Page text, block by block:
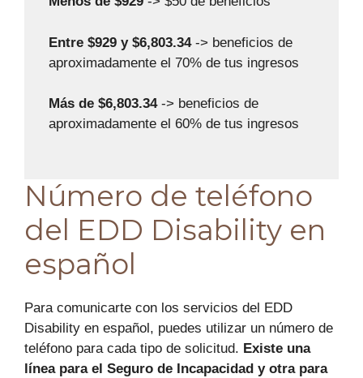
Entre $929 y $6,803.34-> beneficios de
aproximadamente el 70% de tus ingresos
Más de $6,803.34-> beneficios de
aproximadamente el 60% de tus ingresos
Número de teléfono
del EDD Disability en
español
Para comunicarte con los servicios del EDD
Disability en español, puedes utilizar un número de
teléfono para cada tipo de solicitud. Existe una
línea para el Seguro de Incapacidad y otra para